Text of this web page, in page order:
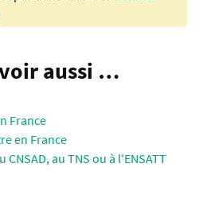
aussi …
France
en France
au TNS ou à l'ENSATT